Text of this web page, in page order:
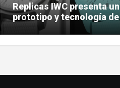
Replicas IWC presenta un
prototipo y tecnología de
reloj cerámico luminoso
Ceralume